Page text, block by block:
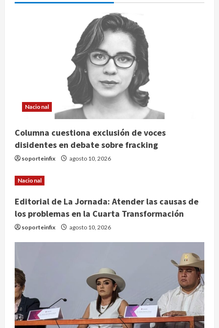
Nacional
Columna cuestiona exclusión de voces
disidentes en debate sobre fracking
soporteinfix agosto 10, 2026
Nacional
Editorial de La Jornada: Atender las causas de
los problemas en la Cuarta Transformación
soporteinfix agosto 10, 2026